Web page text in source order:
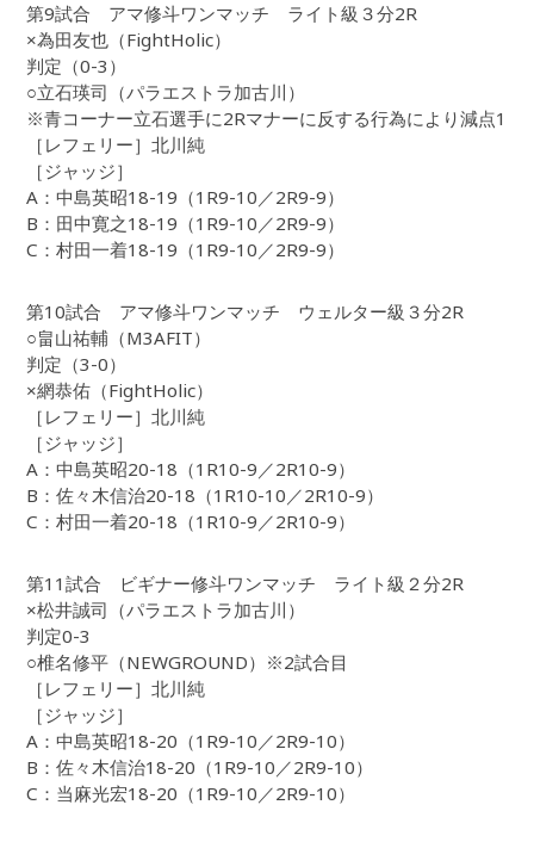
第9試合 アマ修斗ワンマッチ ライト級３分2R
×為田友也（FightHolic）
判定（0-3）
○立石瑛司（パラエストラ加古川）
※青コーナー立石選手に2Rマナーに反する行為により減点1
［レフェリー］北川純
［ジャッジ］
A：中島英昭18-19（1R9-10／2R9-9）
B：田中寛之18-19（1R9-10／2R9-9）
C：村田一着18-19（1R9-10／2R9-9）
第10試合 アマ修斗ワンマッチ ウェルター級３分2R
○畠山祐輔（M3AFIT）
判定（3-0）
×網恭佑（FightHolic）
［レフェリー］北川純
［ジャッジ］
A：中島英昭20-18（1R10-9／2R10-9）
B：佐々木信治20-18（1R10-10／2R10-9）
C：村田一着20-18（1R10-9／2R10-9）
第11試合 ビギナー修斗ワンマッチ ライト級２分2R
×松井誠司（パラエストラ加古川）
判定0-3
○椎名修平（NEWGROUND）※2試合目
［レフェリー］北川純
［ジャッジ］
A：中島英昭18-20（1R9-10／2R9-10）
B：佐々木信治18-20（1R9-10／2R9-10）
C：当麻光宏18-20（1R9-10／2R9-10）